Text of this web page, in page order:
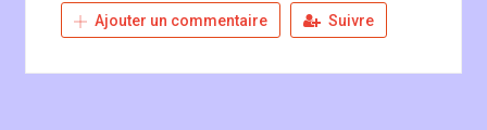
Ajouter un commentaire Suivre